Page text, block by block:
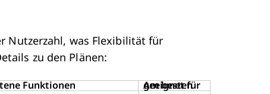
Nutzerzahl, was Flexibilität für
zu den Plänen:
Funktionen Am besten geeignet für